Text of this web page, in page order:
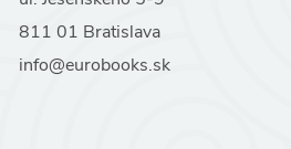
811 01 Bratislava
info@eurobooks.sk